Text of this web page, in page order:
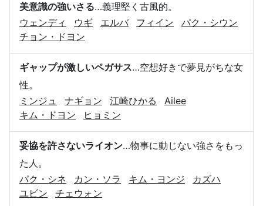
美意識の強いさる…義理堅く古風的。
ウェンディ
ウギ エルバ フィイン
パク・シウン
チョン・ドヨン
ギャップが激しいペガサス…空想好きで夢見がちな女
性。
ミンジュ
ナギョン 江崎ひかる
Ailee
キム・ドヨン
ヒョミン
妥協を許さないライオン…物事に動じない強さをもっ
た人。
パク・シネ
カン・ソラ キム・ヨンジ
カズハ
ユビン
チェウォン